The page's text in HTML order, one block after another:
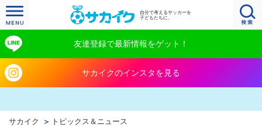
自分で考えるサッカーを
子どもたちに。
友達登録で最新情報をゲット！
サカイクのインスタを見る
サカイク トピックス＆ニュース